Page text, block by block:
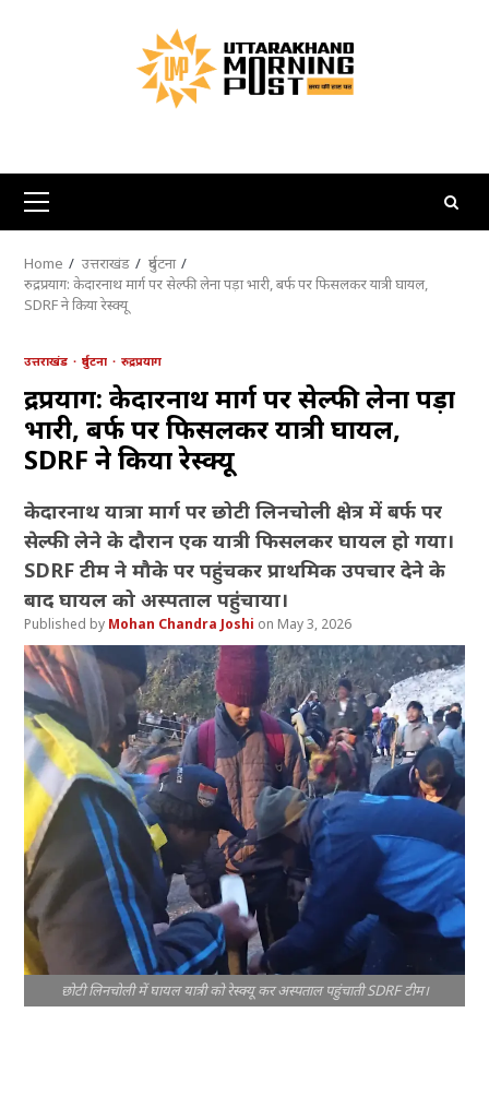
Primary
Menu
Home उत्तराखंड
दुर्घटना
रुद्रप्रयाग: केदारनाथ मार्ग पर सेल्फी लेना पड़ा भारी, बर्फ पर फिसलकर यात्री घायल,
SDRF ने किया रेस्क्यू
उत्तराखंड दुर्घटना रुद्रप्रयाग
रुद्रप्रयाग: केदारनाथ मार्ग पर सेल्फी लेना पड़ा
भारी, बर्फ पर फिसलकर यात्री घायल,
SDRF ने किया रेस्क्यू
केदारनाथ यात्रा मार्ग पर छोटी लिनचोली क्षेत्र में बर्फ पर
सेल्फी लेने के दौरान एक यात्री फिसलकर घायल हो गया।
SDRF टीम ने मौके पर पहुंचकर प्राथमिक उपचार देने के
बाद घायल को अस्पताल पहुंचाया।
Mohan Chandra Joshi May 3, 2026
छोटी लिनचोली में घायल यात्री को रेस्क्यू कर अस्पताल पहुंचाती SDRF टीम।